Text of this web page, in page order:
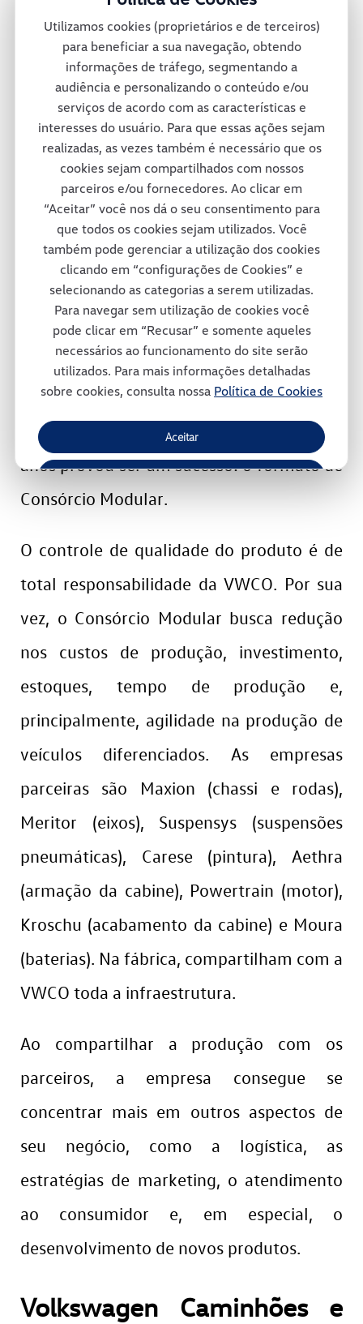
Utilizamos cookies (proprietários e de terceiros)
para beneficiar a sua navegação, obtendo
informações de tráfego, segmentando a
audiência e personalizando o conteúdo e/ou
serviços de acordo com as características e
interesses do usuário. Para que essas ações sejam
realizadas, as vezes também é necessário que os
cookies sejam compartilhados com nossos
parceiros e/ou fornecedores. Ao clicar em
“Aceitar” você nos dá o seu consentimento para
que todos os cookies sejam utilizados. Você
também pode gerenciar a utilização dos cookies
clicando em “configurações de Cookies” e
selecionando as categorias a serem utilizadas.
Para navegar sem utilização de cookies você
pode clicar em “Recusar” e somente aqueles
necessários ao funcionamento do site serão
utilizados. Para mais informações detalhadas
sobre cookies, consulta nossa Política de Cookies
Aceitar
Recusar
montadora oferece mais de 30 diferentes
veículos no México e conta também com
uma rede de concessionárias para dar
suporte total a seus clientes pelas ruas e
estradas mexicanas.
Consórcio Modular
A fábrica da Volkswagen Caminhões e
Ônibus em Resende adotou um projeto
inovador em termos de tecnologia e de
respeito ao colaborador e ao meio-
ambiente. Trata-se de um modelo
inovador de gestão e que, ao longo dos
anos provou ser um sucesso: o formato de
Consórcio Modular.
O controle de qualidade do produto é de
total responsabilidade da VWCO. Por sua
vez, o Consórcio Modular busca redução
nos custos de produção, investimento,
estoques, tempo de produção e,
principalmente, agilidade na produção de
veículos diferenciados. As empresas
parceiras são Maxion (chassi e rodas),
Meritor (eixos), Suspensys (suspensões
pneumáticas), Carese (pintura), Aethra
(armação da cabine), Powertrain (motor),
Kroschu (acabamento da cabine) e Moura
(baterias). Na fábrica, compartilham com a
VWCO toda a infraestrutura.
Ao compartilhar a produção com os
parceiros, a empresa consegue se
concentrar mais em outros aspectos de
seu negócio, como a logística, as
estratégias de marketing, o atendimento
ao consumidor e, em especial, o
desenvolvimento de novos produtos.
Volkswagen Caminhões e